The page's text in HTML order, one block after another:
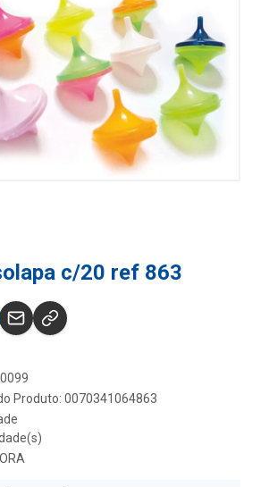
c/20 ref 863
Produto: 0070341064863